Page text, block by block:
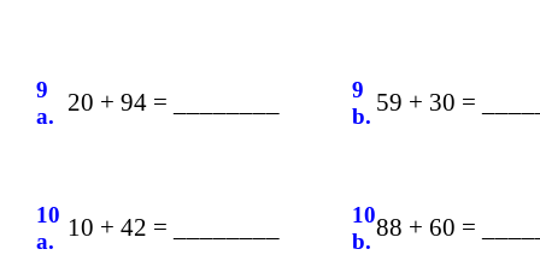
9
a.
20 + 94 = ________
9
b. 59 + 30 =
10
a.
10 + 42 = ________
10
b. 88 + 60 =